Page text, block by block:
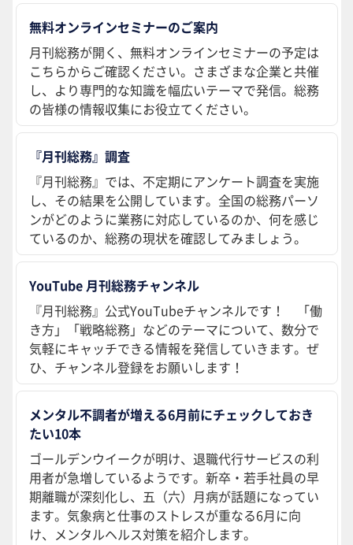
無料オンラインセミナーのご案内
月刊総務が開く、無料オンラインセミナーの予定は
こちらからご確認ください。さまざまな企業と共催
し、より専門的な知識を幅広いテーマで発信。総務
の皆様の情報収集にお役立てください。
『月刊総務』調査
『月刊総務』では、不定期にアンケート調査を実施
し、その結果を公開しています。全国の総務パーソ
ンがどのように業務に対応しているのか、何を感じ
ているのか、総務の現状を確認してみましょう。
YouTube 月刊総務チャンネル
『月刊総務』公式YouTubeチャンネルです！ 「働
き方」「戦略総務」などのテーマについて、数分で
気軽にキャッチできる情報を発信していきます。ぜ
ひ、チャンネル登録をお願いします！
メンタル不調者が増える6月前にチェックしておき
たい10本
ゴールデンウイークが明け、退職代行サービスの利
用者が急増しているようです。新卒・若手社員の早
期離職が深刻化し、五（六）月病が話題になってい
ます。気象病と仕事のストレスが重なる6月に向
け、メンタルヘルス対策を紹介します。